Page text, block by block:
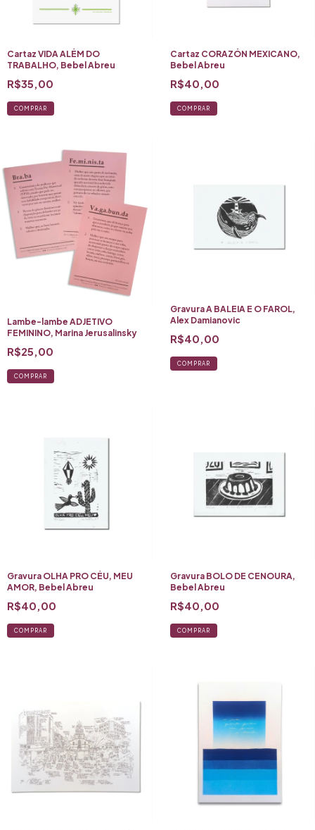
Cartaz VIDA ALÉM DO
TRABALHO, Bebel Abreu
R$35,00
COMPRAR
Cartaz CORAZÓN MEXICANO,
Bebel Abreu
R$40,00
COMPRAR
Lambe-lambe ADJETIVO
FEMININO, Marina Jerusalinsky
R$25,00
COMPRAR
Gravura A BALEIA E O FAROL,
Alex Damianovic
R$40,00
Gravura OLHA PRO CÉU, MEU
AMOR, Bebel Abreu
R$40,00
Gravura BOLO DE CENOURA,
Bebel Abreu
R$40,00